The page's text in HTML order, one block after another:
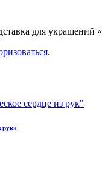
для украшений
.
рук»